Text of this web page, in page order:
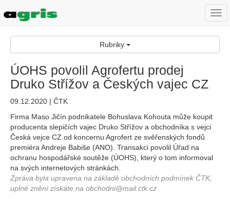
Rubriky
ÚOHS povolil Agrofertu prodej
Druko Střížov a Českých vajec CZ
09.12.2020 | ČTK
Firma Maso Jičín podnikatele Bohuslava Kohouta může koupit
producenta slepičích vajec Druko Střížov a obchodníka s vejci
Česká vejce CZ od koncernu Agrofert ze svěřenských fondů
premiéra Andreje Babiše (ANO). Transakci povolil Úřad na
ochranu hospodářské soutěže (ÚOHS), který o tom informoval
na svých internetových stránkách.
Zpráva byla upravena na základě obchodních podmínek ČTK,
uplné znění získáte na obchodni@mail.ctk.cz